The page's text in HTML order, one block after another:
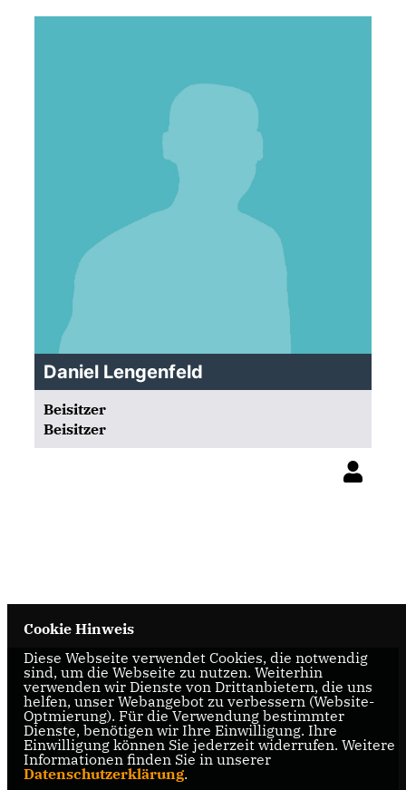
Daniel Lengenfeld
Beisitzer
Beisitzer
CDU Oelde
Cookie Hinweis
Diese Webseite verwendet Cookies, die notwendig
sind, um die Webseite zu nutzen. Weiterhin
verwenden wir Dienste von Drittanbietern, die uns
helfen, unser Webangebot zu verbessern (Website-
Optmierung). Für die Verwendung bestimmter
Dienste, benötigen wir Ihre Einwilligung. Ihre
Einwilligung können Sie jederzeit widerrufen. Weitere
Informationen finden Sie in unserer
Datenschutzerklärung.